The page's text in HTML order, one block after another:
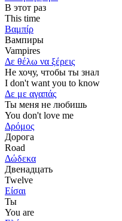
В этот раз
This time
Βαμπίρ
Вампиры
Vampires
Δε θέλω να ξέρεις
Не хочу, чтобы ты знал
I don't want you to know
Δε με αγαπάς
Ты меня не любишь
You don't love me
Δρόμος
Дорога
Road
Δώδεκα
Двенадцать
Twelve
Είσαι
Ты
You are